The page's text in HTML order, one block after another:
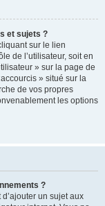
et sujets ?
sur le lien
de l’utilisateur, soit en
» sur la page de
» situé sur la
de vos propres
les options
?
un sujet aux